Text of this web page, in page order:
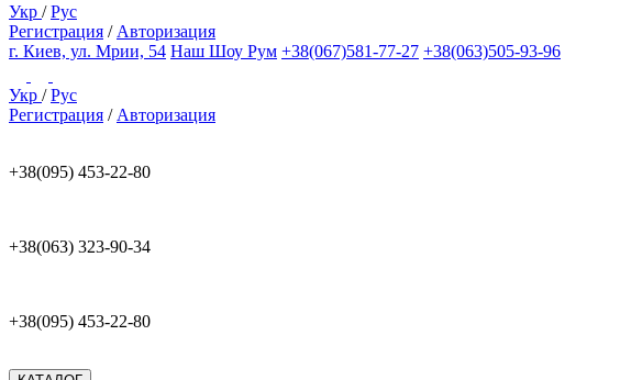
Укр /Рус
Регистрация / Авторизация
г. Киев, ул. Мрии, 54 Наш Шоу Рум +38(067)581-77-27 +38(063)505-93-96
Укр /Рус
Регистрация / Авторизация
+38(095) 453-22-80
+38(063) 323-90-34
+38(095) 453-22-80